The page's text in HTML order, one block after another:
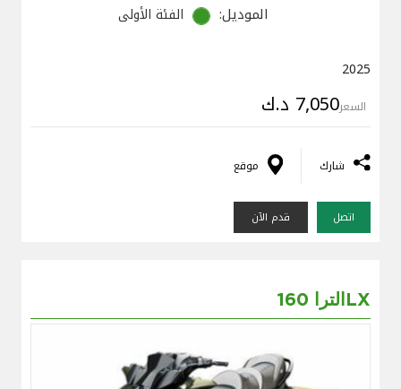
الموديل: الفئة الأولى
2025
السعر7,050 د.ك
شارك موقع
اتصل قدم الآن
الترا 160LX